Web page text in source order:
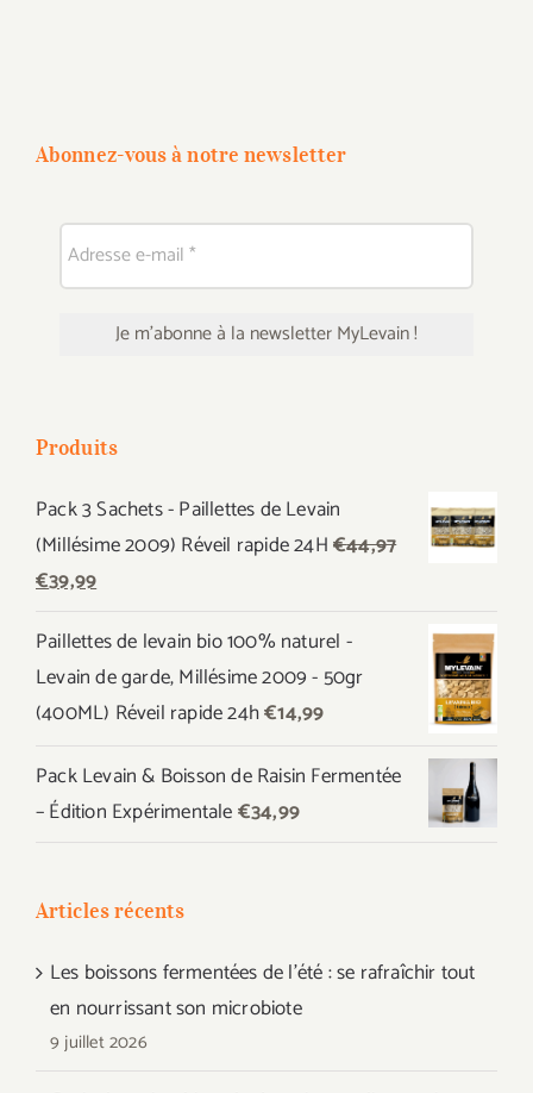
Abonnez-vous à notre newsletter
Produits
Pack 3 Sachets - Paillettes de Levain
(Millésime 2009) Réveil rapide 24H€44,97
Le
initial
était :
€44,97.
€39,99Le
actuel
est :
€39,99.
Paillettes de levain bio 100% naturel -
Levain de garde, Millésime 2009 - 50gr
(400ML) Réveil rapide 24h€14,99
Pack Levain & Boisson de Raisin Fermentée
– Édition Expérimentale€34,99
Articles récents
Les boissons fermentées de l’été : se rafraîchir tout
en nourrissant son microbiote
9 juillet 2026